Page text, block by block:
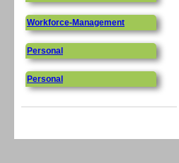
Workforce-Management
Personal
Personal